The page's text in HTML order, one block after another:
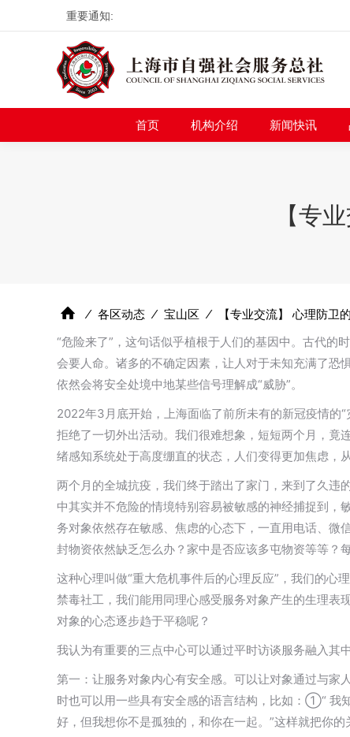
重要通知:
首页 机构介绍 新闻快讯
【专
⁄ 各区动态 ⁄ 宝山区 ⁄
【专业交流】 心理防卫
“危险来了”，这句话似乎植根于人们的基因中。古代的
会要人命。诸多的不确定因素，让人对于未知充满了恐
依然会将安全处境中地某些信号理解成“威胁”。
2022年3月底开始，上海面临了前所未有的新冠疫情的
拒绝了一切外出活动。我们很难想象，短短两个月，竟
绪感知系统处于高度绷直的状态，人们变得更加焦虑，
两个月的全城抗疫，我们终于踏出了家门，来到了久违
中其实并不危险的情境特别容易被敏感的神经捕捉到，
务对象依然存在敏感、焦虑的心态下，一直用电话、微
封物资依然缺乏怎么办？家中是否应该多屯物资等等？
这种心理叫做“重大危机事件后的心理反应”，我们的心
禁毒社工，我们能用同理心感受服务对象产生的生理表
对象的心态逐步趋于平稳呢？
我认为有重要的三点中心可以通过平时访谈服务融入其
第一：让服务对象内心有安全感。可以让对象通过与家
时也可以用一些具有安全感的语言结构，比如：①“ 我
好，但我想你不是孤独的，和你在一起。”这样就把你
首页 机构介绍 新